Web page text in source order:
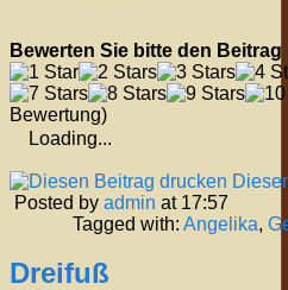
Bewerten Sie bitte den Beitrag
Bewertung)
Loading...
Posted by admin at 17:57
Tagged with: Angelika,
Dreifuß